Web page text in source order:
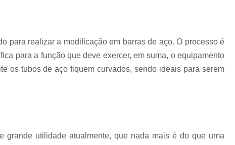
Corrimão de Inox para
Corrimão Escada Interna
Corte a Laser Chapa Aço Inox
para realizar a modificação em barras de aço. O processo é
para a função que deve exercer, em suma, o equipamento
os tubos de aço fiquem curvados, sendo ideais para serem
grande utilidade atualmente, que nada mais é do que uma